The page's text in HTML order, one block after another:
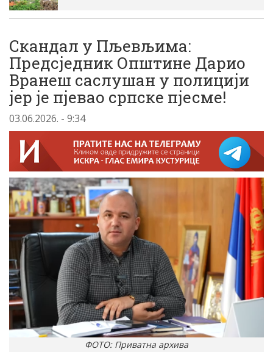
Скандал у Пљевљима:
Предсједник Општине Дарио
Вранеш саслушан у полицији
јер је пјевао српске пјесме!
03.06.2026. - 9:34
ФОТО: Приватна архива